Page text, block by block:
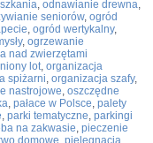
, odnawianie drewna,
seniorów, ogród
, ogród wertykalny,
, ogrzewanie
nad zwierzętami
lot, organizacja
spiżarni, organizacja szafy,
nastrojowe, oszczędne
, pałace w Polsce, palety
, parki tematyczne, parkingi
na zakwasie, pieczenie
domowe, pielęgnacja